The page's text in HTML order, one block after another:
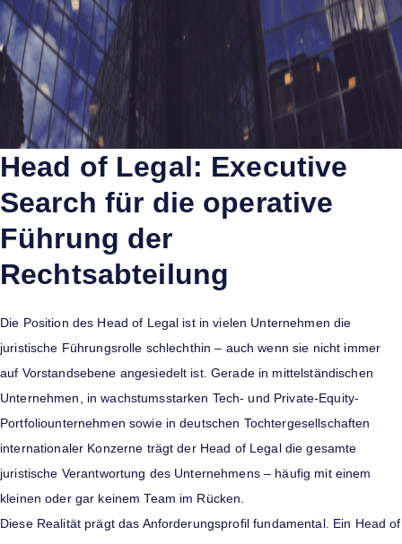
Head of Legal: Executive
Search für die operative
Führung der
Rechtsabteilung
Die Position des Head of Legal ist in vielen Unternehmen die
juristische Führungsrolle schlechthin – auch wenn sie nicht immer
auf Vorstandsebene angesiedelt ist. Gerade in mittelständischen
Unternehmen, in wachstumsstarken Tech- und Private-Equity-
Portfoliounternehmen sowie in deutschen Tochtergesellschaften
internationaler Konzerne trägt der Head of Legal die gesamte
juristische Verantwortung des Unternehmens – häufig mit einem
kleinen oder gar keinem Team im Rücken.
Diese Realität prägt das Anforderungsprofil fundamental. Ein Head of